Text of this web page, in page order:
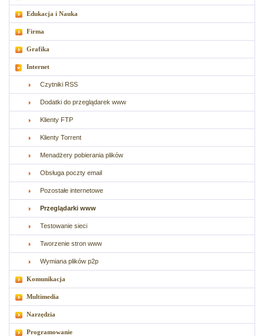
Edukacja i Nauka
Firma
Grafika
Internet
Czytniki RSS
Dodatki do przeglądarek www
Klienty FTP
Klienty Torrent
Menadżery pobierania plików
Obsługa poczty email
Pozostałe internetowe
Przeglądarki www
Testowanie sieci
Tworzenie stron www
Wymiana plików p2p
Komunikacja
Multimedia
Narzędzia
Programowanie